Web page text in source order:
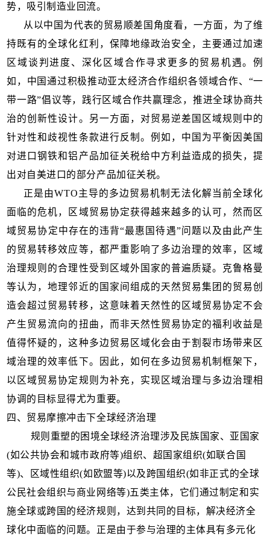
势，吸引制造业回流。
从以中国为代表的贸易顺差国角度看，一方面，为了维
持既有的全球化红利，保障地缘政治安全，主要通过加速
区域谈判进度、深化区域合作寻求更多的贸易机遇。例
如，中国通过积极推动亚太经济合作组织各领域合作、“一
带一路”倡议等，践行区域合作共赢理念，推进全球协商共
治的创新性设计。另一方面，对贸易逆差国区域规则中的
针对性和歧视性条款进行反制。例如，中国为平衡因美国
对进口钢铁和铝产品加征关税给中方利益造成的损失，提
出对自美进口的部分产品加征关税。
正是由WTO主导的多边贸易机制无法化解当前全球化
面临的危机，区域贸易协定获得越来越多的认可，然而区
域贸易协定中存在的违背“最惠国待遇”问题以及由此产生
的贸易转移效应等，都严重影响了多边治理的效率，区域
治理规则的合理性受到区域外国家的普遍质疑。克鲁格曼
等认为，地理邻近的国家间组成的天然贸易集团的贸易创
造会超过贸易转移，这意味着天然性的区域贸易协定不会
产生贸易流向的扭曲，而非天然性贸易协定的福利收益是
值得怀疑的，这种多边贸易区域化会由于割裂市场带来区
域治理的效率低下。因此，如何在多边贸易机制框架下，
以区域贸易协定规则为补充，实现区域治理与多边治理相
协调的目标显得尤为重要。
四、 贸易摩擦冲击下全球经济治理
规则重塑的困境全球经济治理涉及民族国家、亚国家
(如公共协会和城市政府等)组织、超国家组织(如联合国
等)、区域性组织(如欧盟等)以及跨国组织(如非正式的全球
公民社会组织与商业网络等)五类主体，它们通过制定和实
施全球或跨国的经济规则，达到共同的目标，解决经济全
球化中面临的问题。正是由于参与治理的主体具有多元化